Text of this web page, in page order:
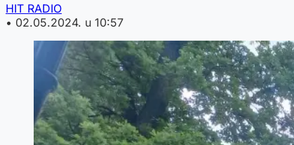
HIT RADIO
• 02.05.2024. u 10:57